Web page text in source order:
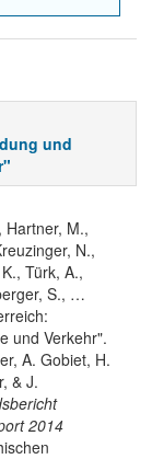
und
Hartner, M.,
N.,
Türk, A.,
S., …
und Verkehr".
A. Gobiet, H.
& J.
2014